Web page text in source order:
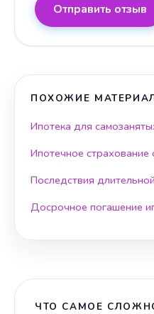
Отправить отзыв
ПОХОЖИЕ
Ипотека для
Ипотечное страхование
Последствия
Досрочное погашение
ЧТО САМОЕ